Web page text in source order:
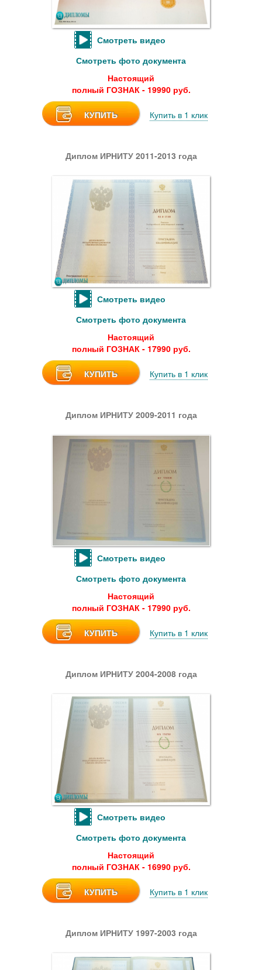
Смотреть видео
Смотреть фото документа
Настоящий
полный ГОЗНАК - 19990 руб.
КУПИТЬ Купить в 1 клик
Диплом ИРНИТУ 2011-2013 года
Смотреть видео
Смотреть фото документа
Настоящий
полный ГОЗНАК - 17990 руб.
КУПИТЬ Купить в 1 клик
Диплом ИРНИТУ 2009-2011 года
Смотреть видео
Смотреть фото документа
Настоящий
полный ГОЗНАК - 17990 руб.
КУПИТЬ Купить в 1 клик
Диплом ИРНИТУ 2004-2008 года
Смотреть видео
Смотреть фото документа
Настоящий
полный ГОЗНАК - 16990 руб.
КУПИТЬ Купить в 1 клик
Диплом ИРНИТУ 1997-2003 года